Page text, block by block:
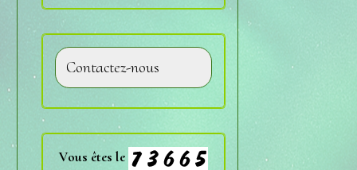
Contactez-nous
Vous êtes le